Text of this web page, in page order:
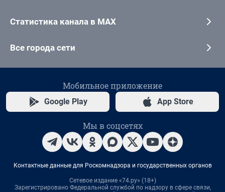
Статистика канала в MAX
Все города сети
Мобильное приложение
Google Play App Store
Мы в соцсетях
Контактные данные для Роскомнадзора и государственных органов
Сетевое издание «74.ру» (18+)
Зарегистрировано Федеральной службой по надзору в сфере связи,